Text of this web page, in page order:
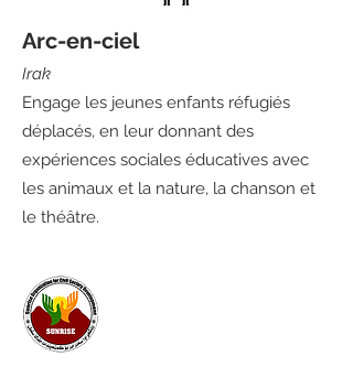
Arc-en-ciel
Irak
Engage les jeunes enfants réfugiés
déplacés, en leur donnant des
expériences sociales éducatives avec
les animaux et la nature, la chanson et
le théâtre.